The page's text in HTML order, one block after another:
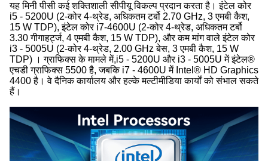
यह मिनी पीसी कई शक्तिशाली सीपीयू विकल्प प्रदान करता है। इंटेल कोर
i5 - 5200U (2-कोर 4-थ्रेड, अधिकतम टर्बो 2.70 GHz, 3 एमबी कैश,
15 W TDP), इंटेल कोर i7-4600U (2-कोर 4-थ्रेड, अधिकतम टर्बो
3.30 गीगाहर्ट्ज, 4 एमबी कैश, 15 W TDP), और कम मांग वाले इंटेल कोर
i3 - 5005U (2-कोर 4-थ्रेड, 2.00 GHz बेस, 3 एमबी कैश, 15 W
TDP) । ग्राफिक्स के मामले में,i5 - 5200U और i3 - 5005U में इंटेल®
एचडी ग्राफिक्स 5500 है, जबकि i7 - 4600U में Intel® HD Graphics
4400 है। वे दैनिक कार्यालय और हल्के मल्टीमीडिया कार्यों को संभाल सकते
हैं।